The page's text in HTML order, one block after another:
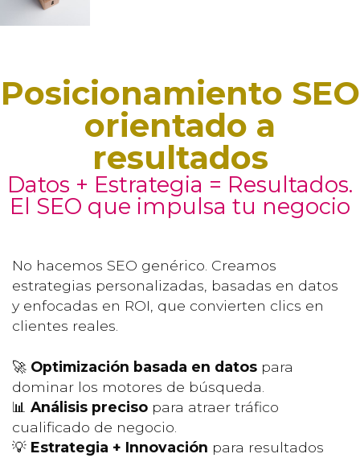
Posicionamiento SEO
orientado a
resultados
Datos + Estrategia = Resultados.
El SEO que impulsa tu negocio
No hacemos SEO genérico. Creamos
estrategias personalizadas, basadas en datos
y enfocadas en ROI, que convierten clics en
clientes reales.
🚀 Optimización basada en datos para
dominar los motores de búsqueda.
📊 Análisis preciso para atraer tráfico
cualificado de negocio.
💡 Estrategia + Innovación para resultados